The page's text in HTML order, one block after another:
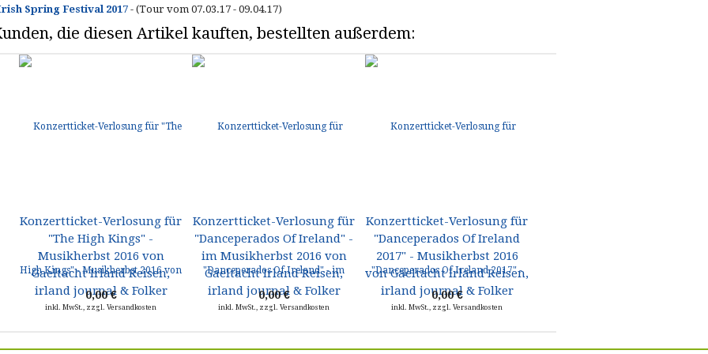
Spring Festival 2017 - (Tour vom 07.03.17 - 09.04.17)
die diesen Artikel kauften, bestellten außerdem:
Konzertticket-Verlosung für
"The High Kings" -
Musikherbst 2016 von
Gaeltacht Irland Reisen,
irland journal & Folker
0,00 €
inkl. MwSt., zzgl. Versandkosten
Konzertticket-Verlosung für
"Danceperados Of Ireland" -
im Musikherbst 2016 von
Gaeltacht Irland Reisen,
irland journal & Folker
0,00 €
inkl. MwSt., zzgl. Versandkosten
Konzertticket-Verlosung für
"Danceperados Of Ireland
2017" - Musikherbst 2016
von Gaeltacht Irland Reisen,
irland journal & Folker
0,00 €
inkl. MwSt., zzgl. Versandkosten